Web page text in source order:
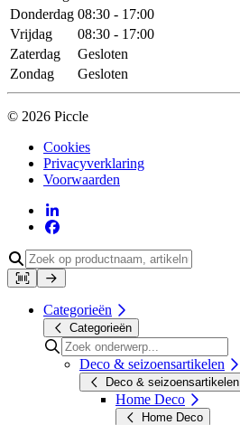
Donderdag 08:30 - 17:00
Vrijdag
08:30 - 17:00
Zaterdag
Gesloten
Zondag
Gesloten
© 2026 Piccle
Cookies
Privacyverklaring
Voorwaarden
Categorieën
Categorieën
Deco & seizoensartikelen
Deco & seizoensartikelen
Home Deco
Home Deco